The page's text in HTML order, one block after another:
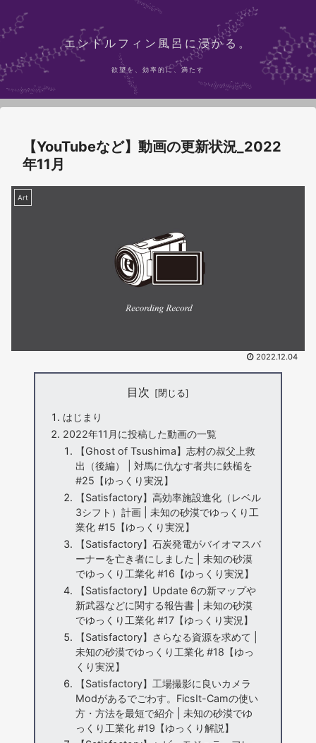
エンドルフィン風呂に浸かる。
欲望を、効率的に、満たす
【YouTubeなど】動画の更新状況_2022
年11月
Art
2022.12.04
目次
はじまり
2022年11月に投稿した動画の一覧
【Ghost of Tsushima】志村の叔父上救
出（後編） | 対馬に仇なす者共に鉄槌を
#25【ゆっくり実況】
【Satisfactory】高効率施設進化（レベル
3シフト）計画 | 未知の砂漠でゆっくり工
業化 #15【ゆっくり実況】
【Satisfactory】石炭発電がバイオマスバ
ーナーを亡き者にしました | 未知の砂漠
でゆっくり工業化 #16【ゆっくり実況】
【Satisfactory】Update 6の新マップや
新武器などに関する報告書 | 未知の砂漠
でゆっくり工業化 #17【ゆっくり実況】
【Satisfactory】さらなる資源を求めて |
未知の砂漠でゆっくり工業化 #18【ゆっ
くり実況】
【Satisfactory】工場撮影に良いカメラ
Modがあるでごわす。FicsIt-Camの使い
方・方法を最短で紹介 | 未知の砂漠でゆ
っくり工業化 #19【ゆっくり解説】